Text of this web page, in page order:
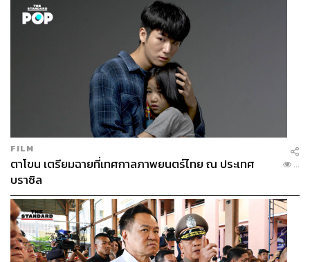
FILM
ตาโขน เตรียมฉายที่เทศกาลภาพยนตร์ไทย ณ ประเทศ
บราซิล
...